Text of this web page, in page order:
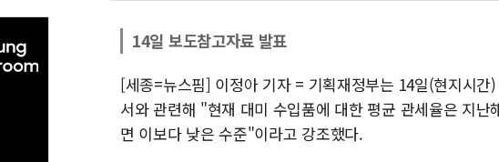
14일 보도참고자료 발표
[세종=뉴스핌] 이정아 기자 = 기획재정부는 14일(현지시
서와 관련해 "현재 대미 수입품에 대한 평균 관세율은 지
면 이보다 낮은 수준"이라고 강조했다.